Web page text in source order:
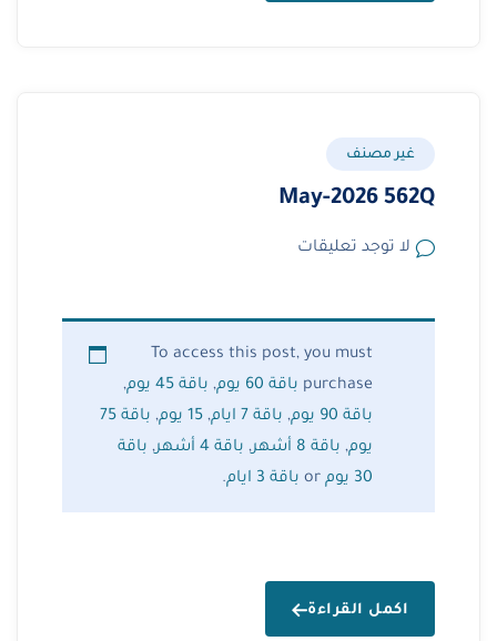
غير مصنف
May-2026 562Q
لا توجد تعليقات
To access this post, you must
purchase باقة 60 يوم , باقة 45 يوم
,
باقة 90 يوم
, باقة 7 ايام , 15 يوم ,
باقة 75
يوم, باقة 8 أشهر , باقة 4 أشهر , باقة
30 يوم
باقة 3 ايام .
اكمل القراءة